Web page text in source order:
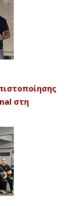
στη